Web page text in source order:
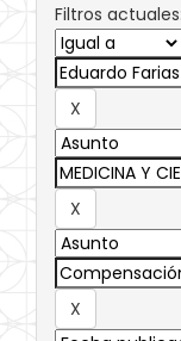
Filtros actuales: